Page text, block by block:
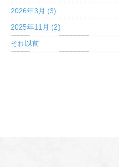
2026年3月 (3)
2025年11月 (2)
それ以前